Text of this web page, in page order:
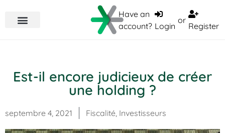
Have an
account? Login
or
Register
Est-il encore judicieux de créer
une holding ?
septembre 4, 2021 Fiscalité, Investisseurs